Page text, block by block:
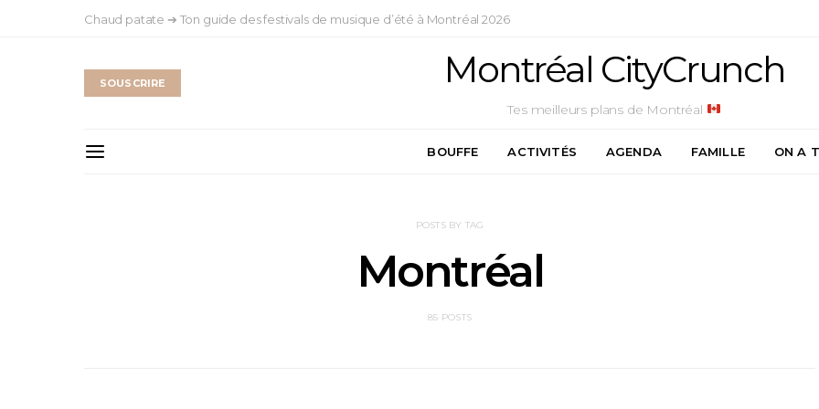
Chaud patate ➔ Ton guide des festivals de musique d’été à Montréal 2026
SOUSCRIRE Montréal CityCrunch
Tes meilleurs plans de Montréal
BOUFFE ACTIVITÉS AGENDA FAMILLE ON A
POSTS BY TAG
Montréal
85 POSTS